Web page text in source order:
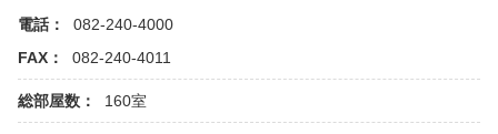
電話：
082-240-4000
FAX：
082-240-4011
総部屋数： 160室